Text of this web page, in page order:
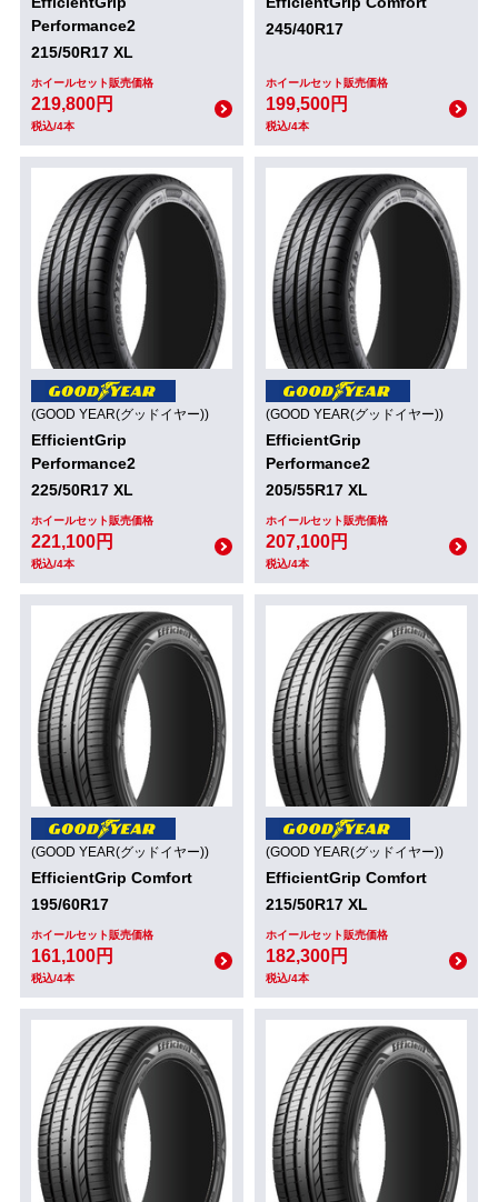
Performance2
215/50R17 XL
ホイールセット販売価格
219,800円
税込/4本
245/40R17
ホイールセット販売価格
199,500円
税込/4本
(GOOD YEAR(グッドイヤー))
EfficientGrip
Performance2
225/50R17 XL
ホイールセット販売価格
221,100円
税込/4本
(GOOD YEAR(グッドイヤー))
EfficientGrip
Performance2
205/55R17 XL
ホイールセット販売価格
207,100円
税込/4本
(GOOD YEAR(グッドイヤー))
EfficientGrip Comfort
195/60R17
ホイールセット販売価格
161,100円
税込/4本
(GOOD YEAR(グッドイヤー))
EfficientGrip Comfort
215/50R17 XL
ホイールセット販売価格
182,300円
税込/4本